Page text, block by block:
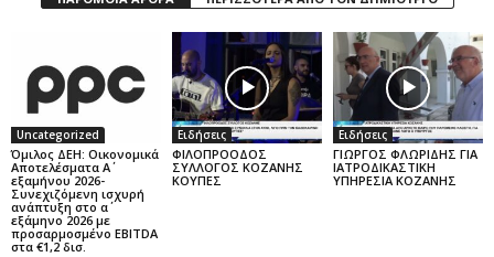
Uncategorized
Όμιλος ΔΕΗ: Οικονομικά
Αποτελέσματα Α΄
εξαμήνου 2026-
Συνεχιζόμενη ισχυρή
ανάπτυξη στο α΄
εξάμηνο 2026 με
προσαρμοσμένο EBITDA
στα €1,2 δισ.
Ειδήσεις
ΦΙΛΟΠΡΟΟΔΟΣ
ΣΥΛΛΟΓΟΣ ΚΟΖΑΝΗΣ
ΚΟΥΠΕΣ
Ειδήσεις
ΓΙΩΡΓΟΣ ΦΛΩΡΙΔΗΣ ΓΙΑ
ΙΑΤΡΟΔΙΚΑΣΤΙΚΗ
ΥΠΗΡΕΣΙΑ ΚΟΖΑΝΗΣ